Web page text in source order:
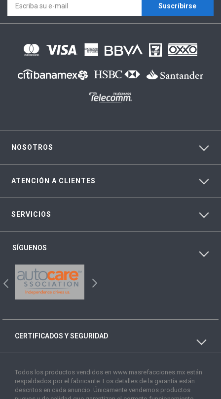
Suscríbirse
NOSOTROS
ATENCIÓN A CLIENTES
SERVICIOS
SÍGUENOS
CERTIFICADOS Y SEGURIDAD
Todos los productos vendidos en www.masrefacciones.mx están
respaldados por el fabricante. Los detalles de la garantía están
descritos en cada anuncio. Únicamente vendemos productos